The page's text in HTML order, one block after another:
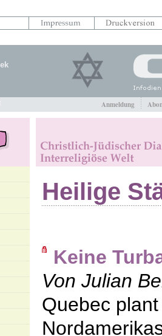
Anmeldung
Heilige
Keine
Von Julian
Quebec